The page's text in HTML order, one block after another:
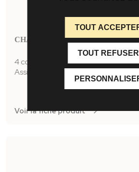
CHAISE MARGOT
4 couleurs disponibles
Assise et dossier textile enduit :
Voir la fiche produit
TOUT
TOUT REFUSER